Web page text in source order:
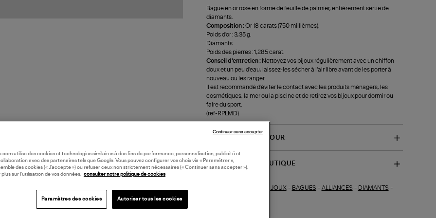
Bague en or rose en forme de feuille de palmier, entièrement sertie de
diamants.
Composition :Or 18 carats (750 millièmes).
Poids d'or : 3,35 g.
Diamants.
Poids des pierres : 1,285 carat.
Conseil d'entretien : Nettoyez vos bijoux régulièrement avec un chiffon
doux et un peu d'eau, laissez-les sécher à l'air libre avant de les porter à
nouveau ou les ranger.
Il est recommandé d'éviter le contact avec les produits ménagers, les
cosmétiques, la mer ou la piscine et de retirez vos bijoux pour dormir ou
faire du sport.
(ref-RPLMD)
LIVRAISON ET RETOUR
DISPONIBILITÉ BOUTIQUE
BIJOUX- BAGUES - ALLIANCES - DIAMANTS -
utilise des cookies et technologies similaires à des fins de performance, personnalisation, publicité et
avec des partenaires tels que Google. Vous pouvez configurer vos choix via « Paramétrer »,
des cookies (« J’accepte ») ou refuser ceux non strictement nécessaires (« Continuer sans accepter »).
plus sur l’utilisation de vos données, consulter notre politique de cookies
Paramètres des cookies Autoriser tous les cookies
Continuer sans accepter